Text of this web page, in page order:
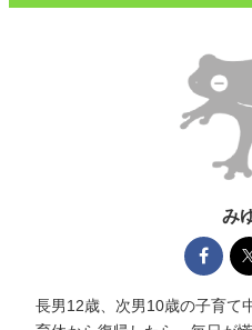
み
長男12歳、次男10歳の子育て